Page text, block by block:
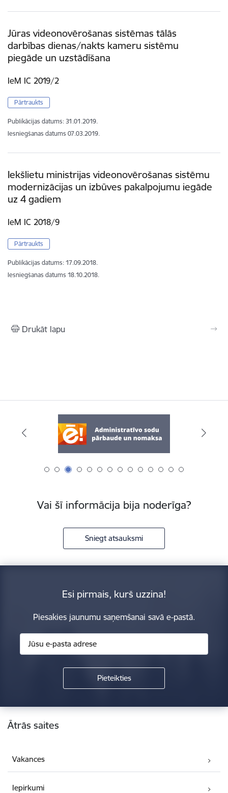
Jūras videonovērošanas sistēmas tālās
darbības dienas/nakts kameru sistēmu
piegāde un uzstādīšana
IeM IC 2019/2
Pārtraukts
Publikācijas datums: 31.01.2019.
Iesniegšanas datums 07.03.2019.
Iekšlietu ministrijas videonovērošanas sistēmu
modernizācijas un izbūves pakalpojumu iegāde
uz 4 gadiem
IeM IC 2018/9
Pārtraukts
Publikācijas datums: 17.09.2018.
Iesniegšanas datums 18.10.2018.
Drukāt lapu
Vai šī informācija bija noderīga?
Sniegt atsauksmi
Esi pirmais, kurš uzzina!
Piesakies jaunumu saņemšanai savā e-pastā.
Kājene
Ātrās saites
Vakances
Iepirkumi